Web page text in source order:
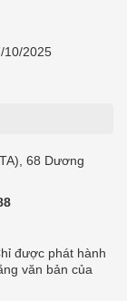
10/2025
68 Dương
được phát hành
văn bản của